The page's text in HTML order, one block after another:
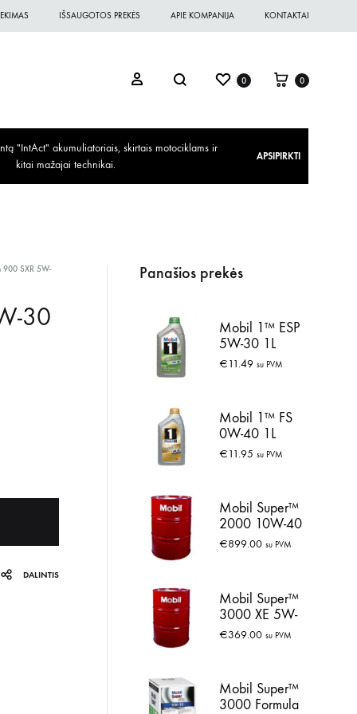
IŠSAUGOTOS PREKĖS APIE KOMPANIJA KONTAKTAI
0 0
"IntAct" akumuliatoriais, skirtais motociklams ir
kitai mažajai technikai.
APSIPIRKTI
900 SXR 5W-
30
DALINTIS
Panašios prekės
Mobil 1™ ESP
5W-30 1L
€11.49 su PVM
Mobil 1™ FS
0W-40 1L
€11.95 su PVM
Mobil Super™
2000 10W-40
208L
€899.00 su PVM
Mobil Super™
3000 XE 5W-
30 60L
€369.00 su PVM
Mobil Super™
3000 Formula